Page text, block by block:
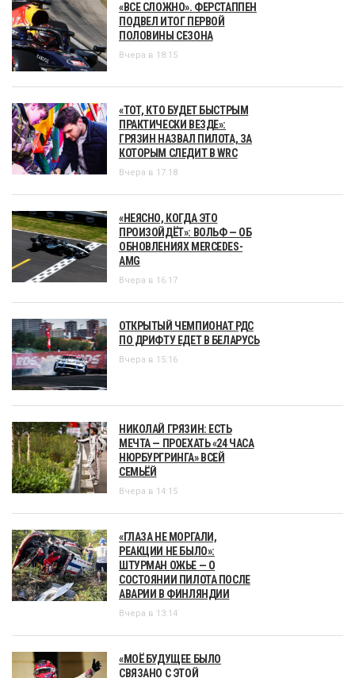
«ВСЕ СЛОЖНО». ФЕРСТАППЕН
ПОДВЕЛ ИТОГ ПЕРВОЙ
ПОЛОВИНЫ СЕЗОНА
Вчера в 18:15
«ТОТ, КТО БУДЕТ БЫСТРЫМ
ПРАКТИЧЕСКИ ВЕЗДЕ»:
ГРЯЗИН НАЗВАЛ ПИЛОТА, ЗА
КОТОРЫМ СЛЕДИТ В WRC
Вчера в 17:18
«НЕЯСНО, КОГДА ЭТО
ПРОИЗОЙДЁТ»: ВОЛЬФ — ОБ
ОБНОВЛЕНИЯХ MERCEDES-
AMG
Вчера в 16:17
ОТКРЫТЫЙ ЧЕМПИОНАТ РДС
ПО ДРИФТУ ЕДЕТ В БЕЛАРУСЬ
Вчера в 15:16
НИКОЛАЙ ГРЯЗИН: ЕСТЬ
МЕЧТА — ПРОЕХАТЬ «24 ЧАСА
НЮРБУРГРИНГА» ВСЕЙ
СЕМЬЁЙ
Вчера в 14:15
«ГЛАЗА НЕ МОРГАЛИ,
РЕАКЦИИ НЕ БЫЛО»:
ШТУРМАН ОЖЬЕ — О
СОСТОЯНИИ ПИЛОТА ПОСЛЕ
АВАРИИ В ФИНЛЯНДИИ
Вчера в 13:14
«МОЁ БУДУЩЕЕ БЫЛО
СВЯЗАНО С ЭТОЙ